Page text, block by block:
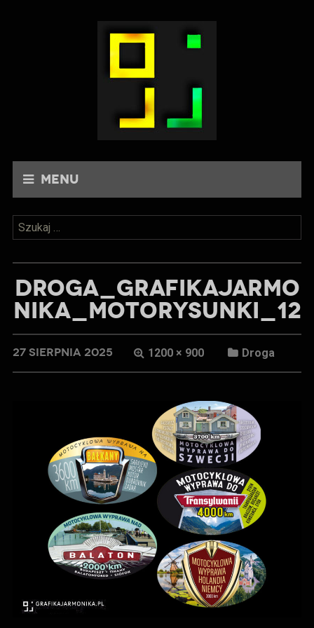
Menu
Szukaj:
DROGA_GRAFIKAJARMO
NIKA_MOTORYSUNKI_12
27 SIERPNIA 2025 1200 × 900 Droga